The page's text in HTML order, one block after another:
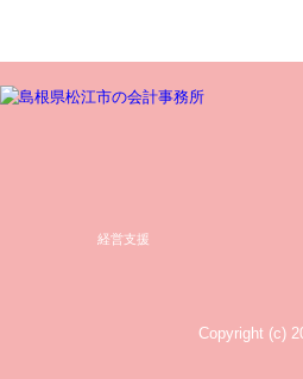
経営支援
Copyright (c)